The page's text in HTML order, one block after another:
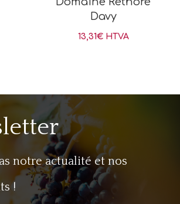
Davy
13,31€ HTVA
notre actualité et nos
!